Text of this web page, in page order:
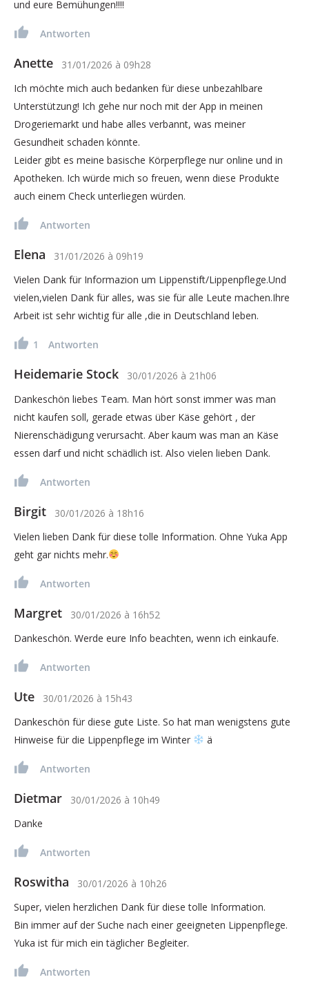
und eure Bemühungen!!!!
Antworten
Anette 31/01/2026 à 09h28
Ich möchte mich auch bedanken für diese unbezahlbare
Unterstützung! Ich gehe nur noch mit der App in meinen
Drogeriemarkt und habe alles verbannt, was meiner
Gesundheit schaden könnte.
Leider gibt es meine basische Körperpflege nur online und in
Apotheken. Ich würde mich so freuen, wenn diese Produkte
auch einem Check unterliegen würden.
Antworten
Elena 31/01/2026 à 09h19
Vielen Dank für Informazion um Lippenstift/Lippenpflege.Und
vielen,vielen Dank für alles, was sie für alle Leute machen.Ihre
Arbeit ist sehr wichtig für alle ,die in Deutschland leben.
1 Antworten
Heidemarie Stock 30/01/2026 à 21h06
Dankeschön liebes Team. Man hört sonst immer was man
nicht kaufen soll, gerade etwas über Käse gehört , der
Nierenschädigung verursacht. Aber kaum was man an Käse
essen darf und nicht schädlich ist. Also vielen lieben Dank.
Antworten
Birgit 30/01/2026 à 18h16
Vielen lieben Dank für diese tolle Information. Ohne Yuka App
geht gar nichts mehr.
Antworten
Margret 30/01/2026 à 16h52
Dankeschön. Werde eure Info beachten, wenn ich einkaufe.
Antworten
Ute 30/01/2026 à 15h43
Dankeschön für diese gute Liste. So hat man wenigstens gute
Hinweise für die Lippenpflege im Winter
ä
Antworten
Dietmar 30/01/2026 à 10h49
Danke
Antworten
Roswitha 30/01/2026 à 10h26
Super, vielen herzlichen Dank für diese tolle Information.
Bin immer auf der Suche nach einer geeigneten Lippenpflege.
Yuka ist für mich ein täglicher Begleiter.
Antworten